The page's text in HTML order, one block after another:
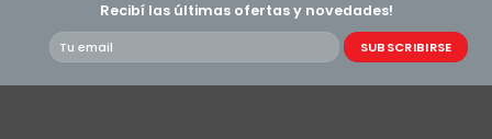
Recibí las últimas ofertas y novedades!